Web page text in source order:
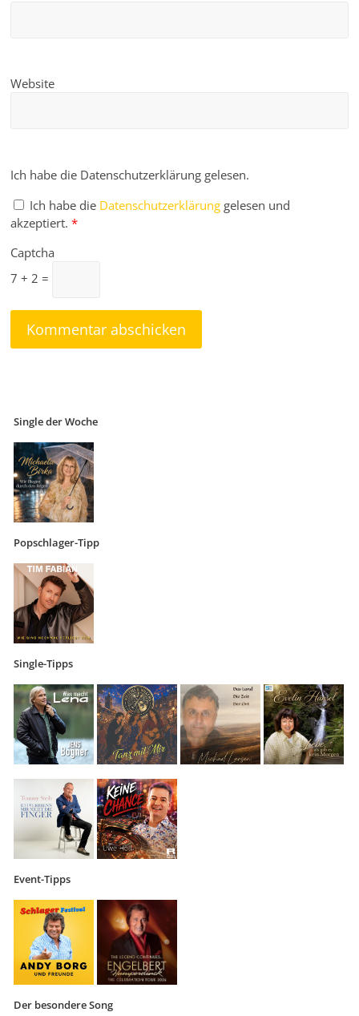
Website
Ich habe die Datenschutzerklärung gelesen.
Ich habe die Datenschutzerklärung gelesen und
akzeptiert. *
Captcha
7 + 2 =
Single der Woche
Popschlager-Tipp
Single-Tipps
Event-Tipps
Der besondere Song